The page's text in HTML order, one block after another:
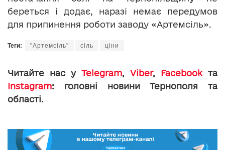
береться і додає, наразі немає передумов
для припинення роботи заводу «Артемсіль».
Теги: "Артемсіль" сіль ціни
Читайте нас у Telegram, Viber, Facebookта
Instagram: головні новини Тернополя та
області.